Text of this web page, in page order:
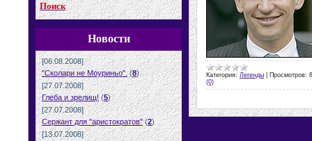
Поиск
Новости
[06.08.2008]
"Сколари не Моуриньо". (8)
[27.07.2008]
Глеба и зрелищ! (5)
[27.07.2008]
Сержант для "аристократов" (2)
[13.07.2008]
Категория: Легенды Просмотров:
(0)